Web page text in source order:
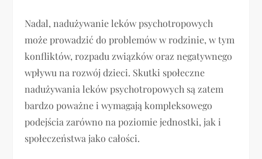
Nadal, nadużywanie leków psychotropowych
może prowadzić do problemów w rodzinie, w tym
konfliktów, rozpadu związków oraz negatywnego
wpływu na rozwój dzieci. Skutki społeczne
nadużywania leków psychotropowych są zatem
bardzo poważne i wymagają kompleksowego
podejścia zarówno na poziomie jednostki, jak i
społeczeństwa jako całości.